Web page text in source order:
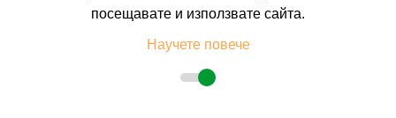
Пясъчен, на 650 метра разстояние. Морското дъно е с плавен
достъп. Плажът е носител на наградата „Син флаг“.
Хотелът е построен през 2006 г. и се състои от 1 сграда с 7
етажа и 2 асансьора. Предлага 120 стаи, включително стандартни
Не всички помещения разполагат с балкон/тераса!!
посещавате и използвате сайта.
Научете повече